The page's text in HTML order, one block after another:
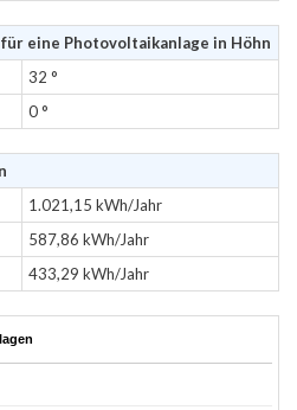
eine Photovoltaikanlage in Höhn
32 °
0 °
1.021,15 kWh/Jahr
587,86 kWh/Jahr
433,29 kWh/Jahr